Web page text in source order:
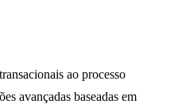
ao processo
avançadas baseadas em